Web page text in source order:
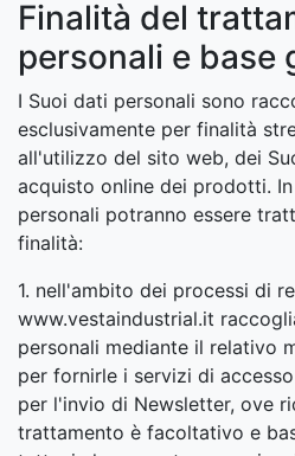
Finalità del
personali e base
I Suoi dati personali sono
esclusivamente per finalità
all'utilizzo del sito web, dei
acquisto online dei prodotti.
personali potranno essere
finalità:
1. nell'ambito dei processi di
www.vestaindustrial.it
personali mediante il relativo
per fornirle i servizi di
per l'invio di Newsletter, ove
trattamento è facoltativo e